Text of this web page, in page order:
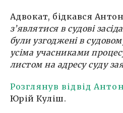
Адвокат, бідкався
з’являтися в судові
були узгоджені в
усіма учасниками
листом на адресу суду
Розглянув відвід
Юрій Куліш.